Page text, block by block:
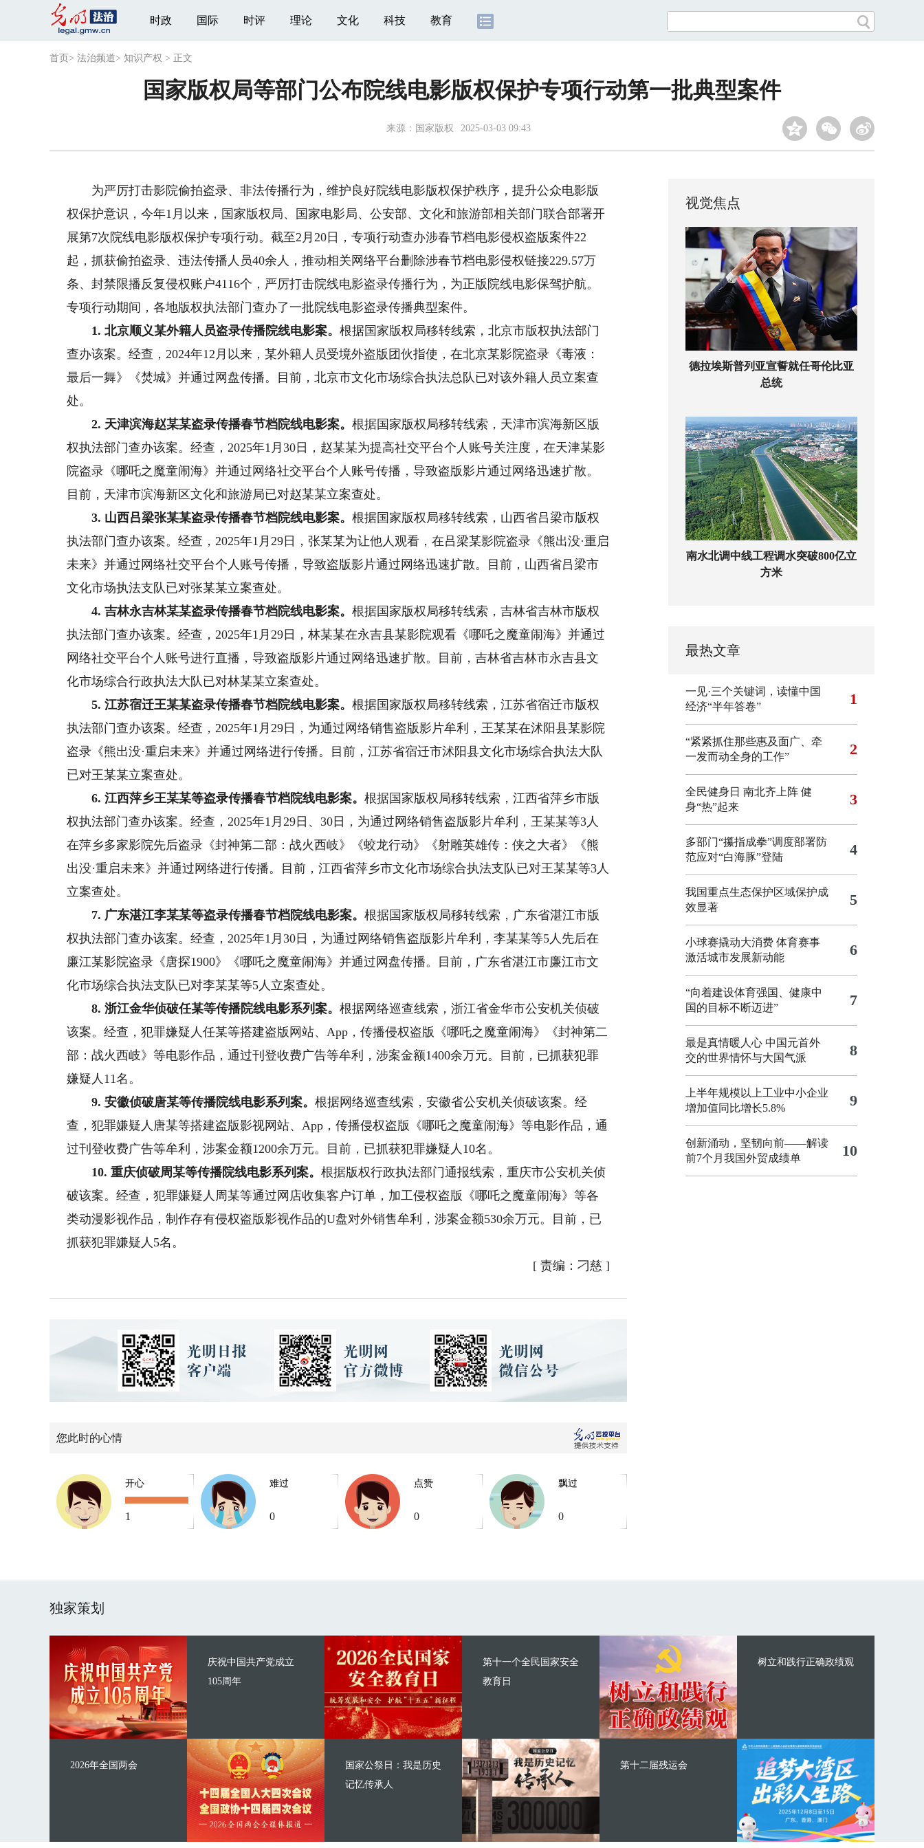
时政 国际 时评 理论 文化 科技 教育
首页 > 法治频道> 知识产权 > 正文
国家版权局等部门公布院线电影版权保护专项行动第一批典型案件
来源： 国家版权 2025-03-03 09:43
为严厉打击影院偷拍盗录、非法传播行为，维护良好院线电影版权保护秩序，提升公众电影版
权保护意识，今年1月以来，国家版权局、国家电影局、公安部、文化和旅游部相关部门联合部署开
展第7次院线电影版权保护专项行动。截至2月20日，专项行动查办涉春节档电影侵权盗版案件22
起，抓获偷拍盗录、违法传播人员40余人，推动相关网络平台删除涉春节档电影侵权链接229.57万
条、封禁限播反复侵权账户4116个，严厉打击院线电影盗录传播行为，为正版院线电影保驾护航。
专项行动期间，各地版权执法部门查办了一批院线电影盗录传播典型案件。
1. 北京顺义某外籍人员盗录传播院线电影案。根据国家版权局移转线索，北京市版权执法部门
查办该案。经查，2024年12月以来，某外籍人员受境外盗版团伙指使，在北京某影院盗录《毒液：
最后一舞》《焚城》并通过网盘传播。目前，北京市文化市场综合执法总队已对该外籍人员立案查
处。
2. 天津滨海赵某某盗录传播春节档院线电影案。根据国家版权局移转线索，天津市滨海新区版
权执法部门查办该案。经查，2025年1月30日，赵某某为提高社交平台个人账号关注度，在天津某影
院盗录《哪吒之魔童闹海》并通过网络社交平台个人账号传播，导致盗版影片通过网络迅速扩散。
目前，天津市滨海新区文化和旅游局已对赵某某立案查处。
3. 山西吕梁张某某盗录传播春节档院线电影案。根据国家版权局移转线索，山西省吕梁市版权
执法部门查办该案。经查，2025年1月29日，张某某为让他人观看，在吕梁某影院盗录《熊出没·重启
未来》并通过网络社交平台个人账号传播，导致盗版影片通过网络迅速扩散。目前，山西省吕梁市
文化市场执法支队已对张某某立案查处。
4. 吉林永吉林某某盗录传播春节档院线电影案。根据国家版权局移转线索，吉林省吉林市版权
执法部门查办该案。经查，2025年1月29日，林某某在永吉县某影院观看《哪吒之魔童闹海》并通过
网络社交平台个人账号进行直播，导致盗版影片通过网络迅速扩散。目前，吉林省吉林市永吉县文
化市场综合行政执法大队已对林某某立案查处。
5. 江苏宿迁王某某盗录传播春节档院线电影案。根据国家版权局移转线索，江苏省宿迁市版权
执法部门查办该案。经查，2025年1月29日，为通过网络销售盗版影片牟利，王某某在沭阳县某影院
盗录《熊出没·重启未来》并通过网络进行传播。目前，江苏省宿迁市沭阳县文化市场综合执法大队
已对王某某立案查处。
6. 江西萍乡王某某等盗录传播春节档院线电影案。根据国家版权局移转线索，江西省萍乡市版
权执法部门查办该案。经查，2025年1月29日、30日，为通过网络销售盗版影片牟利，王某某等3人
在萍乡多家影院先后盗录《封神第二部：战火西岐》《蛟龙行动》《射雕英雄传：侠之大者》《熊
出没·重启未来》并通过网络进行传播。目前，江西省萍乡市文化市场综合执法支队已对王某某等3人
立案查处。
7. 广东湛江李某某等盗录传播春节档院线电影案。根据国家版权局移转线索，广东省湛江市版
权执法部门查办该案。经查，2025年1月30日，为通过网络销售盗版影片牟利，李某某等5人先后在
廉江某影院盗录《唐探1900》《哪吒之魔童闹海》并通过网盘传播。目前，广东省湛江市廉江市文
化市场综合执法支队已对李某某等5人立案查处。
8. 浙江金华侦破任某等传播院线电影系列案。根据网络巡查线索，浙江省金华市公安机关侦破
该案。经查，犯罪嫌疑人任某等搭建盗版网站、App，传播侵权盗版《哪吒之魔童闹海》《封神第二
部：战火西岐》等电影作品，通过刊登收费广告等牟利，涉案金额1400余万元。目前，已抓获犯罪
嫌疑人11名。
9. 安徽侦破唐某等传播院线电影系列案。根据网络巡查线索，安徽省公安机关侦破该案。经
查，犯罪嫌疑人唐某等搭建盗版影视网站、App，传播侵权盗版《哪吒之魔童闹海》等电影作品，通
过刊登收费广告等牟利，涉案金额1200余万元。目前，已抓获犯罪嫌疑人10名。
10. 重庆侦破周某等传播院线电影系列案。根据版权行政执法部门通报线索，重庆市公安机关侦
破该案。经查，犯罪嫌疑人周某等通过网店收集客户订单，加工侵权盗版《哪吒之魔童闹海》等各
类动漫影视作品，制作存有侵权盗版影视作品的U盘对外销售牟利，涉案金额530余万元。目前，已
抓获犯罪嫌疑人5名。
[ 责编：刁慈]
您此时的心情
开心
1
难过
0
点赞
0
飘过
0
视觉焦点
德拉埃斯普列亚宣誓就任哥伦比亚
总统
南水北调中线工程调水突破800亿立
方米
最热文章
一见·三个关键词，读懂中国
经济“半年答卷”
1
“紧紧抓住那些惠及面广、牵
一发而动全身的工作”
2
全民健身日 南北齐上阵 健
身“热”起来
3
多部门“攥指成拳”调度部署防
范应对“白海豚”登陆
4
我国重点生态保护区域保护成
效显著
5
小球赛撬动大消费 体育赛事
激活城市发展新动能
6
“向着建设体育强国、健康中
国的目标不断迈进”
7
最是真情暖人心 中国元首外
交的世界情怀与大国气派
8
上半年规模以上工业中小企业
增加值同比增长5.8%
9
创新涌动，坚韧向前——解读
前7个月我国外贸成绩单
10
独家策划
庆祝中国共产党成立
105周年
2026年全国两会
第十一个全民国家安全
教育日
国家公祭日：我是历史
记忆传承人
树立和践行正确政绩观
第十二届残运会